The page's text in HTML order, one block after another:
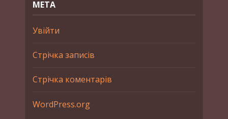
МЕТА
Увійти
Стрічка записів
Стрічка коментарів
WordPress.org